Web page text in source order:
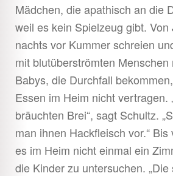
Mädchen, die apathisch an die
weil es kein Spielzeug gibt.
nachts vor Kummer schreien
mit blutüberströmten Menschen
Babys, die Durchfall
Essen im Heim nicht vertragen.
bräuchten Brei“, sagt Schultz.
man ihnen Hackfleisch vor.“
es im Heim nicht einmal ein
die Kinder zu untersuchen. „Die